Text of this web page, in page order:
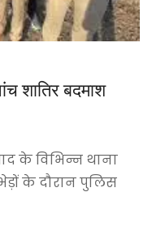
शातिर बदमाश
के विभिन्न थाना
के दौरान पुलिस